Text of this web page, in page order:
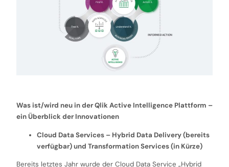
Was ist/wird neu in der Qlik Active Intelligence Plattform –
ein Überblick der Innovationen
Cloud Data Services – Hybrid Data Delivery (bereits
verfügbar) und Transformation Services (in Kürze)
Bereits letztes Jahr wurde der Cloud Data Service „Hybrid